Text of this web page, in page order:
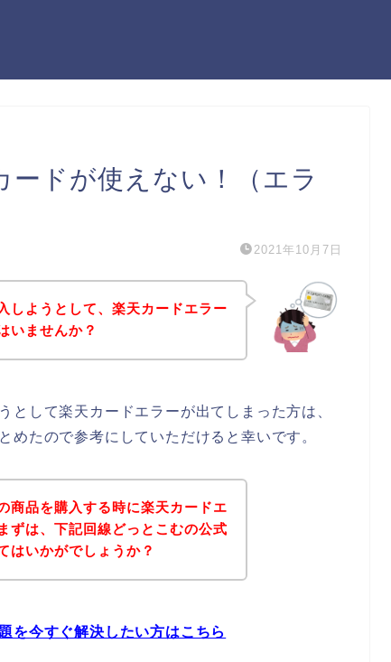
ードが使えない！（エラ
2021年10月7日
しようとして、楽天カードエラー
いませんか？
として楽天カードエラーが出てしまった方は、
めたので参考にしていただけると幸いです。
商品を購入する時に楽天カードエ
ずは、下記回線どっとこむの公式
はいかがでしょうか？
を今すぐ解決したい方はこちら